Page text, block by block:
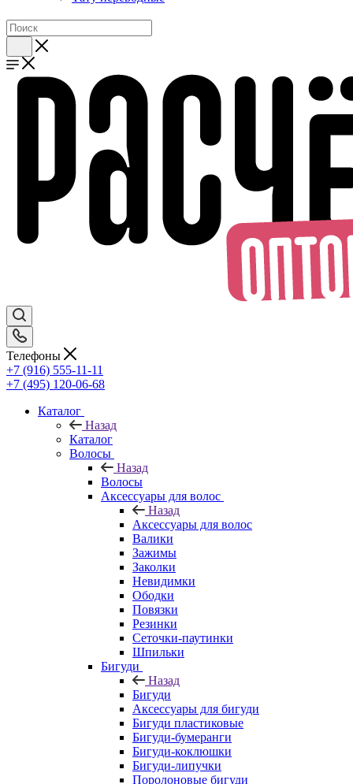
Телефоны
+7 (916) 555-11-11
+7 (495) 120-06-68
Каталог
Назад
Каталог
Волосы
Назад
Волосы
Аксессуары для волос
Назад
Аксессуары для волос
Валики
Зажимы
Заколки
Невидимки
Ободки
Повязки
Резинки
Сеточки-паутинки
Шпильки
Бигуди
Назад
Бигуди
Аксессуары для бигуди
Бигуди пластиковые
Бигуди-бумеранги
Бигуди-коклюшки
Бигуди-липучки
Поролоновые бигуди